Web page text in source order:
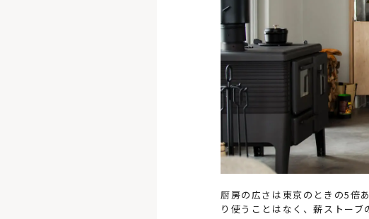
厨房の広さは東京のときの5倍
り使うことはなく、薪ストー